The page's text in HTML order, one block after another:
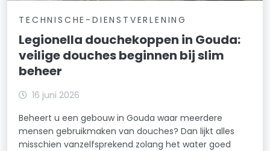
TECHNISCHE-DIENSTVERLENING
Legionella douchekoppen in Gouda:
veilige douches beginnen bij slim
beheer
16 juni 2026
Beheert u een gebouw in Gouda waar meerdere
mensen gebruikmaken van douches? Dan lijkt alles
misschien vanzelfsprekend zolang het water goed